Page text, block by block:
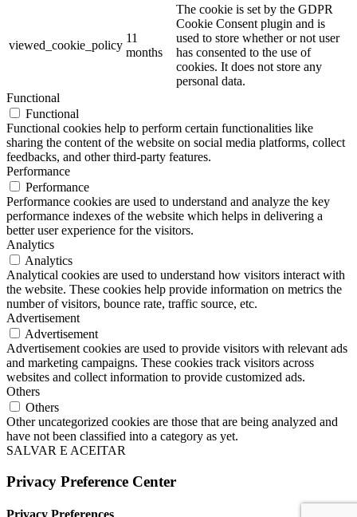
viewed_cookie_policy
11
months
The cookie is set by the GDPR
Cookie Consent plugin and is
used to store whether or not user
has consented to the use of
cookies. It does not store any
personal data.
Functional
Functional
Functional cookies help to perform certain functionalities like
sharing the content of the website on social media platforms, collect
feedbacks, and other third-party features.
Performance
Performance
Performance cookies are used to understand and analyze the key
performance indexes of the website which helps in delivering a
better user experience for the visitors.
Analytics
Analytics
Analytical cookies are used to understand how visitors interact with
the website. These cookies help provide information on metrics the
number of visitors, bounce rate, traffic source, etc.
Advertisement
Advertisement
Advertisement cookies are used to provide visitors with relevant ads
and marketing campaigns. These cookies track visitors across
websites and collect information to provide customized ads.
Others
Others
Other uncategorized cookies are those that are being analyzed and
have not been classified into a category as yet.
SALVAR E ACEITAR
Privacy Preference Center